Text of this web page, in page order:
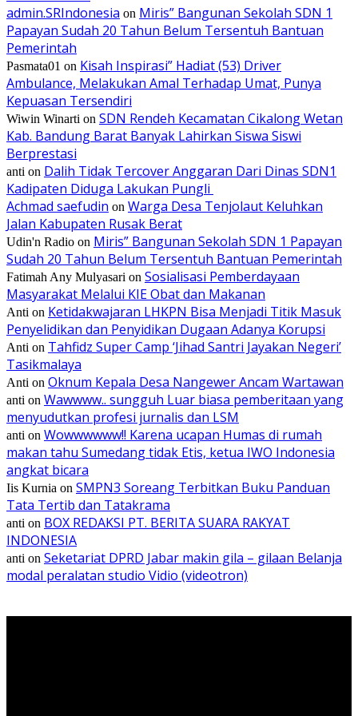
admin.SRIndonesia on Miris” Bangunan Sekolah SDN 1
Papayan Sudah 20 Tahun Belum Tersentuh Bantuan
Pemerintah
Pasmata01 on Kisah Inspirasi” Hadiat (53) Driver
Ambulance, Melakukan Amal Terhadap Umat, Punya
Kepuasan Tersendiri
Wiwin Winarti on SDN Rendeh Kecamatan Cikalong Wetan
Kab. Bandung Barat Banyak Lahirkan Siswa Siswi
Berprestasi
anti on Dalih Tidak Tercover Anggaran Dari Dinas SDN1
Kadipaten Diduga Lakukan Pungli
Achmad saefudin on Warga Desa Tenjolaut Keluhkan
Jalan Kabupaten Rusak Berat
Udin'n Radio on Miris” Bangunan Sekolah SDN 1 Papayan
Sudah 20 Tahun Belum Tersentuh Bantuan Pemerintah
Fatimah Any Mulyasari on Sosialisasi Pemberdayaan
Masyarakat Melalui KIE Obat dan Makanan
Anti on Ketidakwajaran LHKPN Bisa Menjadi Titik Masuk
Penyelidikan dan Penyidikan Dugaan Adanya Korupsi
Anti on Tahfidz Super Camp ‘Jihad Santri Jayakan Negeri’
Tasikmalaya
Anti on Oknum Kepala Desa Nangewer Ancam Wartawan
anti on Wawwww.. sungguh Luar biasa pemberitaan yang
menyudutkan profesi jurnalis dan LSM
anti on Wowwwwww!! Karena ucapan Humas di rumah
makan tahu Sumedang tidak Etis, ketua IWO Indonesia
angkat bicara
Iis Kurnia on SMPN3 Soreang Terbitkan Buku Panduan
Tata Tertib dan Tatakrama
anti on BOX REDAKSI PT. BERITA SUARA RAKYAT
INDONESIA
anti on Seketariat DPRD Jabar makin gila – gilaan Belanja
modal peralatan studio Vidio (videotron)